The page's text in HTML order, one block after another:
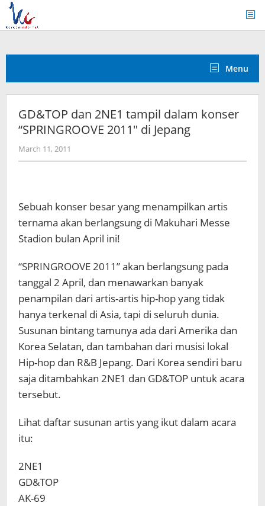
Skip
content
Menu
GD&TOP dan 2NE1 tampil dalam konser
“SPRINGROOVE 2011″ di Jepang
March 11, 2011
Koreanindo
Sebuah konser besar yang menampilkan artis
ternama akan berlangsung di Makuhari Messe
Stadion bulan April ini!
“SPRINGROOVE 2011” akan berlangsung pada
tanggal 2 April, dan menawarkan banyak
penampilan dari artis-artis hip-hop yang tidak
hanya terkenal di Asia, tapi di seluruh dunia.
Susunan bintang tamunya ada dari Amerika dan
Korea Selatan, dan tambahan dari musisi lokal
Hip-hop dan R&B Jepang. Dari Korea sendiri baru
saja ditambahkan 2NE1 dan GD&TOP untuk acara
tersebut.
Lihat daftar susunan artis yang ikut dalam acara
itu:
2NE1
GD&TOP
AK-69